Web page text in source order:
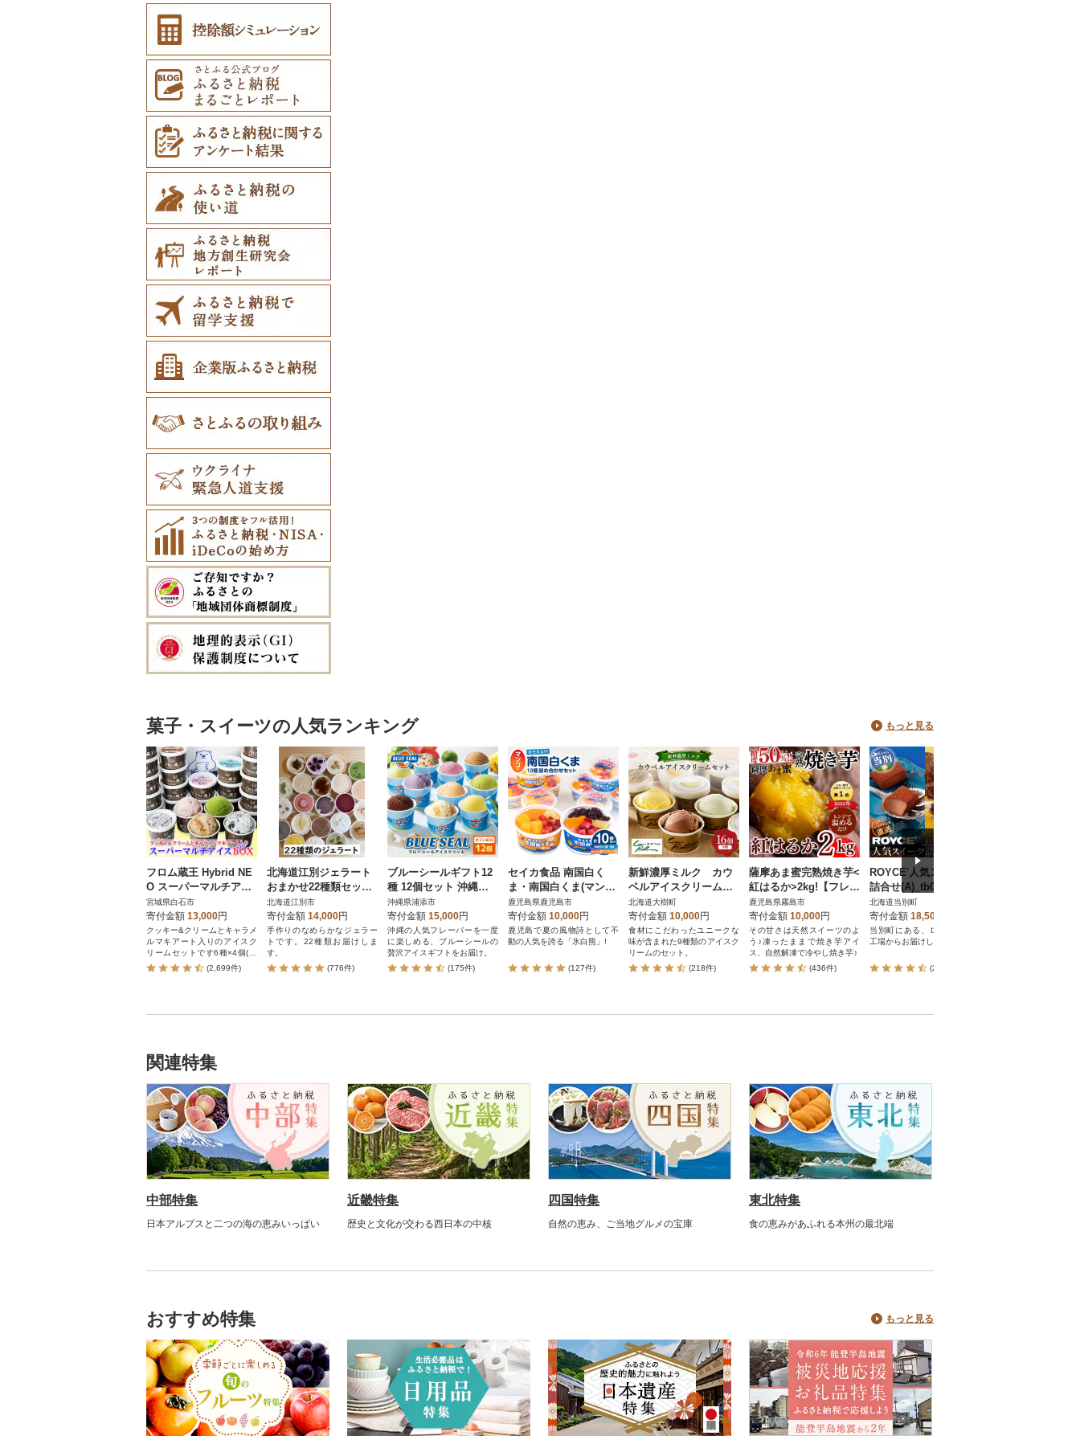
その他雑貨（0）
菓子・スイーツの人気ランキング もっと見る
フロム蔵王 Hybrid NE
O スーパーマルチアイ
スクリームBOX24(6種
×4個)
宮城県白石市
寄付金額 13,000円
クッキー&クリームとキャラメ
ルマキアート入りのアイスク
リームセットです6種×4個(合
計24個)
(2,699件)
北海道江別ジェラート
おまかせ22種類セット
<80ml×22個>
北海道江別市
寄付金額 14,000円
手作りのなめらかなジェラー
トです。22種類お届けしま
す。
(776件)
ブルーシールギフト12
種 12個セット 沖縄人
気フレーバー詰め合わ
せ
沖縄県浦添市
寄付金額 15,000円
沖縄の人気フレーバーを一度
に楽しめる、ブルーシールの
贅沢アイスギフトをお届け。
(175件)
セイカ食品 南国白く
ま・南国白くま(マンゴ
ー)詰め合わせセット
K051-001
鹿児島県鹿児島市
寄付金額 10,000円
鹿児島で夏の風物詩として不
動の人気を誇る「氷白熊」!
(127件)
新鮮濃厚ミルク カウ
ベルアイスクリームセ
ット9種16個
北海道大樹町
寄付金額 10,000円
食材にこだわったユニークな
味が含まれた9種類のアイスク
リームのセット。
(218件)
薩摩あま蜜完熟焼き芋<
紅はるか>2kg!【フレッ
シュジャパン鹿児島】
A-180
鹿児島県霧島市
寄付金額 10,000円
その甘さは天然スイーツのよ
う♪凍ったままで焼き芋アイ
ス、自然解凍で冷やし焼き芋♪
(436件)
ROYCE'人気スイーツ
詰合せ(A)_tb01-001
北海道当別町
寄付金額 18,500
当別町にある、ロイズタウン
工場からお届けします。
(2,369件)
関連特集
中部特集
日本アルプスと二つの海の恵みいっぱい
近畿特集
歴史と文化が交わる西日本の中核
四国特集
自然の恵み、ご当地グルメの宝庫
東北特集
食の恵みがあふれる本州の最北端
おすすめ特集 もっと見る